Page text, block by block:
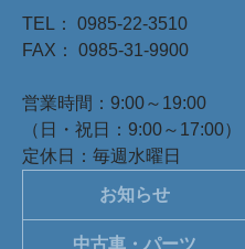
TEL： 0985-22-3510
FAX： 0985-31-9900
営業時間：9:00～19:00
（日・祝日：9:00～17:00）
定休日：毎週水曜日
お知らせ
中古車・パーツ